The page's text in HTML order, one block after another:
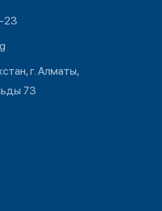
23
г. Алматы,
73